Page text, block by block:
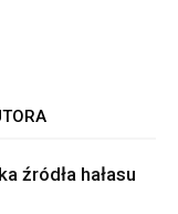
źródła hałasu